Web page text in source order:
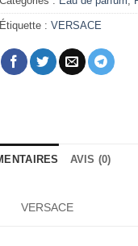
Étiquette : VERSACE
AVIS (0)
VERSACE